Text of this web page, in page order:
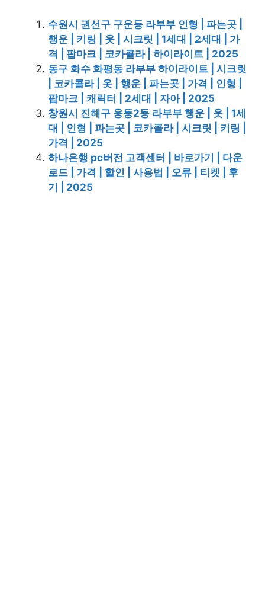
수원시 권선구 구운동 라부부 인형 | 파는곳 |
행운 | 키링 | 옷 | 시크릿 | 1세대 | 2세대 | 가
격 | 팝마크 | 코카콜라 | 하이라이트 | 2025
동구 화수 화평동 라부부 하이라이트 | 시크릿
| 코카콜라 | 옷 | 행운 | 파는곳 | 가격 | 인형 |
팝마크 | 캐릭터 | 2세대 | 자아 | 2025
창원시 진해구 웅동2동 라부부 행운 | 옷 | 1세
대 | 인형 | 파는곳 | 코카콜라 | 시크릿 | 키링 |
가격 | 2025
하나은행 pc버전 고객센터 | 바로가기 | 다운
로드 | 가격 | 할인 | 사용법 | 오류 | 티켓 | 후
기 | 2025